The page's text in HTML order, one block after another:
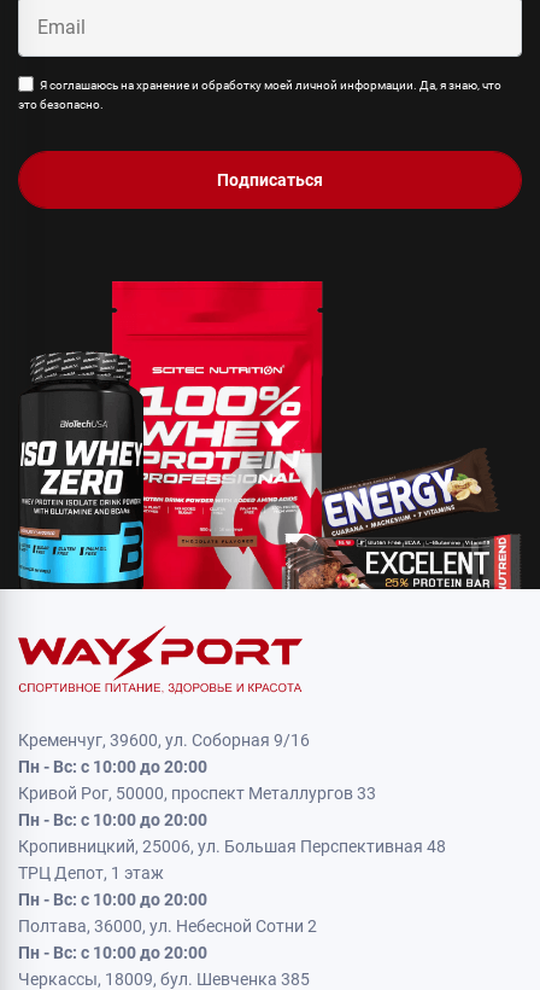
Я соглашаюсь на хранение и обработку моей личной информации. Да, я знаю, что
это безопасно.
Подписаться
Кременчуг, 39600, ул. Соборная 9/16
Пн - Вс: с 10:00 до 20:00
Кривой Рог, 50000, проспект Металлургов 33
Пн - Вс: с 10:00 до 20:00
Кропивницкий, 25006, ул. Большая Перспективная 48
ТРЦ Депот, 1 этаж
Пн - Вс: с 10:00 до 20:00
Полтава, 36000, ул. Небесной Сотни 2
Пн - Вс: с 10:00 до 20:00
Черкассы, 18009, бул. Шевченка 385